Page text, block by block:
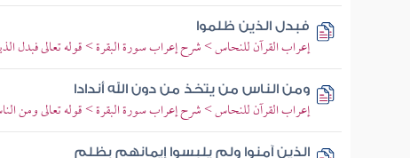
فبدل الذين ظلموا
إعراب القرآن للنحاس > شرح إعراب سورة البقرة > قوله تعالى فبدل
ومن الناس من يتخذ من دون الله أندادا
إعراب القرآن للنحاس > شرح إعراب سورة البقرة > قوله تعالى ومن
الذين آمنوا ولم يلبسوا إيمانهم بظلم